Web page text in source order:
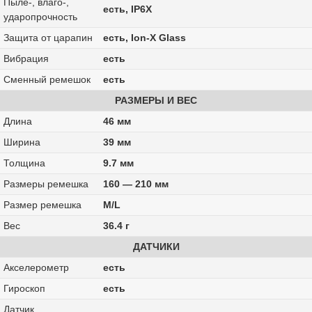
Пыле-, влаго-,
ударопрочность
есть, IP6X
Защита от царапин
есть, Ion-X Glass
Вибрация
есть
Сменный ремешок
есть
РАЗМЕРЫ И ВЕС
Длина
46 мм
Ширина
39 мм
Толщина
9.7 мм
Размеры ремешка
160 — 210 мм
Размер ремешка
M/L
Вес
36.4 г
ДАТЧИКИ
Акселерометр
есть
Гироскоп
есть
Датчик